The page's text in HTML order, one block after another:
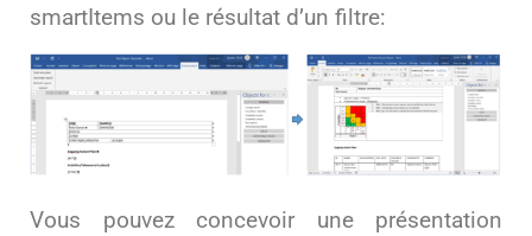
smartItems ou le résultat d’un filtre:
Vous pouvez concevoir une présentation